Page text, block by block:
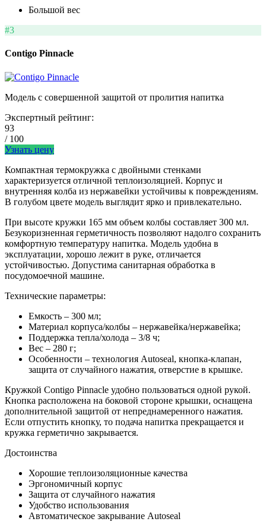
Большой вес
#3
Contigo Pinnacle
Модель с совершенной защитой от пролития напитка
Экспертный рейтинг:
93
/ 100
Узнать цену
Компактная термокружка с двойными стенками
характеризуется отличной теплоизоляцией. Корпус и
внутренняя колба из нержавейки устойчивы к повреждениям.
В голубом цвете модель выглядит ярко и привлекательно.
При высоте кружки 165 мм объем колбы составляет 300 мл.
Безукоризненная герметичность позволяют надолго сохранить
комфортную температуру напитка. Модель удобна в
эксплуатации, хорошо лежит в руке, отличается
устойчивостью. Допустима санитарная обработка в
посудомоечной машине.
Технические параметры:
Емкость – 300 мл;
Материал корпуса/колбы – нержавейка/нержавейка;
Поддержка тепла/холода – 3/8 ч;
Вес – 280 г;
Особенности – технология Autoseal, кнопка-клапан,
защита от случайного нажатия, отверстие в крышке.
Кружкой Contigo Pinnacle удобно пользоваться одной рукой.
Кнопка расположена на боковой стороне крышки, оснащена
дополнительной защитой от непреднамеренного нажатия.
Если отпустить кнопку, то подача напитка прекращается и
кружка герметично закрывается.
Достоинства
Хорошие теплоизоляционные качества
Эргономичный корпус
Защита от случайного нажатия
Удобство использования
Автоматическое закрывание Autoseal